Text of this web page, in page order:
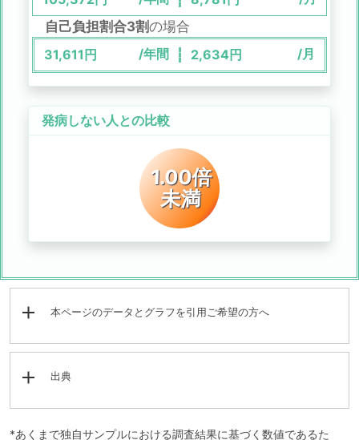
自己負担割合3割の場合
31,611円 /年間 2,634円 /月
発病しない人との比較
1.00倍
未満
本ページのデータとグラフを引用ご希望の方へ
出典
*あくまで独自サンプルにおける調査結果に基づく数値であるた